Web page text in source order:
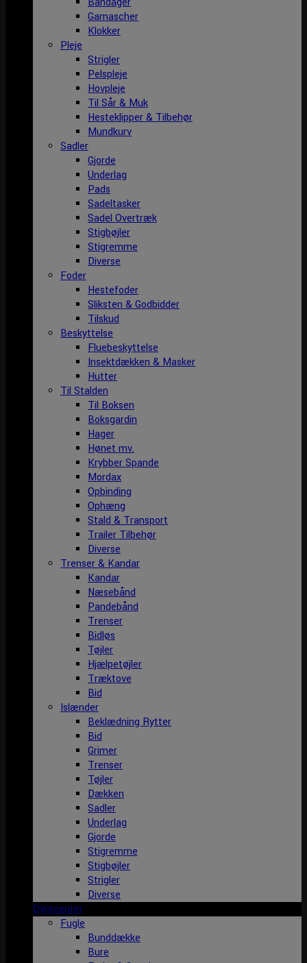
Gamascher
Klokker
Pleje
Strigler
Pelspleje
Hovpleje
Til Sår & Muk
Hesteklipper & Tilbehør
Mundkurv
Sadler
Gjorde
Underlag
Pads
Sadeltasker
Sadel Overtræk
Stigbøjler
Stigremme
Diverse
Foder
Hestefoder
Sliksten & Godbidder
Tilskud
Beskyttelse
Fluebeskyttelse
Insektdækken & Masker
Hutter
Til Stalden
Til Boksen
Boksgardin
Hager
Hønet mv.
Krybber Spande
Mordax
Opbinding
Ophæng
Stald & Transport
Trailer Tilbehør
Diverse
Trenser & Kandar
Kandar
Næsebånd
Pandebånd
Trenser
Bidløs
Tøjler
Hjælpetøjler
Træktove
Bid
Islænder
Beklædning Rytter
Bid
Grimer
Trenser
Tøjler
Dækken
Sadler
Underlag
Gjorde
Stigremme
Stigbøjler
Strigler
Diverse
Dyrecenter
Fugle
Bunddække
Bure